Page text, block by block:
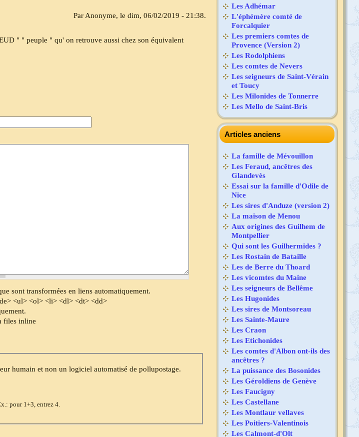
Par Anonyme, le dim, 06/02/2019 - 21:38.
" " peuple " qu' on retrouve aussi chez son équivalent
sont transformées en liens automatiquement.
<ul> <ol> <li> <dl> <dt> <dd>
files inline
humain et non un logiciel automatisé de pollupostage.
pour 1+3, entrez 4.
Les Adhémar
L'éphémère comté de
Forcalquier
Les premiers comtes de
Provence (Version 2)
Les Rodolphiens
Les comtes de Nevers
Les seigneurs de Saint-Vérain
et Toucy
Les Milonides de Tonnerre
Les Mello de Saint-Bris
Articles anciens
La famille de Mévouillon
Les Feraud, ancêtres des
Glandevès
Essai sur la famille d'Odile de
Nice
Les sires d'Anduze (version 2)
La maison de Menou
Aux origines des Guilhem de
Montpellier
Qui sont les Guilhermides ?
Les Rostain de Bataille
Les de Berre du Thoard
Les vicomtes du Maine
Les seigneurs de Bellême
Les Hugonides
Les sires de Montsoreau
Les Sainte-Maure
Les Craon
Les Etichonides
Les comtes d'Albon ont-ils des
ancêtres ?
La puissance des Bosonides
Les Géroldiens de Genève
Les Faucigny
Les Castellane
Les Montlaur vellaves
Les Poitiers-Valentinois
Les Calmont-d'Olt